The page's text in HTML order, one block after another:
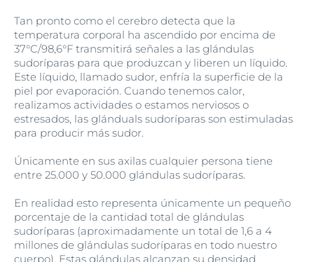
Tan pronto como el cerebro detecta que la
temperatura corporal ha ascendido por encima de
37°C/98,6°F transmitirá señales a las glándulas
sudoríparas para que produzcan y liberen un líquido.
Este líquido, llamado sudor, enfría la superficie de la
piel por evaporación. Cuando tenemos calor,
realizamos actividades o estamos nerviosos o
estresados, las glánduals sudoríparas son estimuladas
para producir más sudor.
Únicamente en sus axilas cualquier persona tiene
entre 25.000 y 50.000 glándulas sudoríparas.
En realidad esto representa únicamente un pequeño
porcentaje de la cantidad total de glándulas
sudoríparas (aproximadamente un total de 1,6 a 4
millones de glándulas sudoríparas en todo nuestro
cuerpo). Estas glándulas alcanzan su densidad